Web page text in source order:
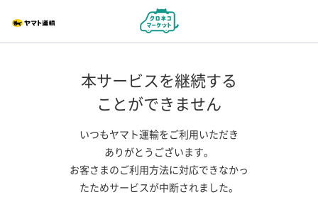
本サービスを継続する
ことができません
いつもヤマト運輸をご利用いただき
ありがとうございます。
お客さまのご利用方法に対応できなかっ
たためサービスが中断されました。